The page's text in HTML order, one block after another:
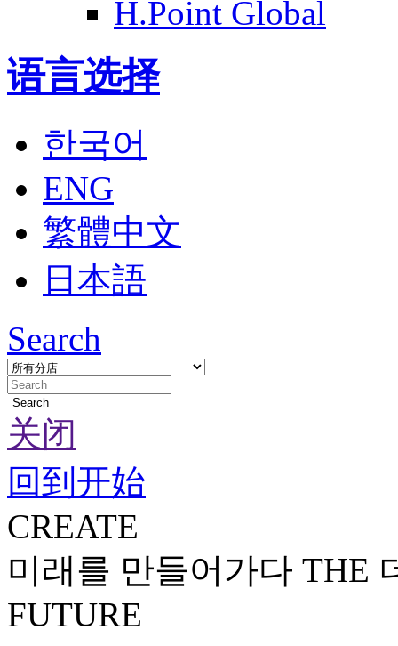
H.Point Global
语言选择
한국어
ENG
繁體中文
日本語
Search
Search
关闭
回到开始
지
안
내
본
CREATE
미래를 만들어가다 THE
FUTURE